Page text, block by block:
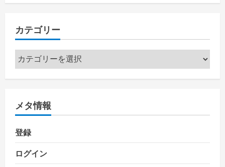
カテゴリー
カ
テ
ゴ
ー
メタ情報
登録
ログイン